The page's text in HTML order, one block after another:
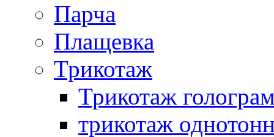
Парча
Плащевка
Трикотаж
Трикотаж
трикотаж